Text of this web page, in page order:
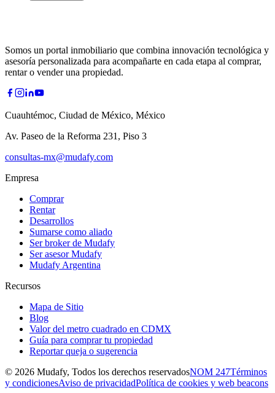
Somos un portal inmobiliario que combina innovación tecnológica y
asesoría personalizada para acompañarte en cada etapa al comprar,
rentar o vender una propiedad.
Cuauhtémoc, Ciudad de México, México
Av. Paseo de la Reforma 231, Piso 3
consultas-mx@mudafy.com
Empresa
Comprar
Rentar
Desarrollos
Sumarse como aliado
Ser broker de Mudafy
Ser asesor Mudafy
Mudafy Argentina
Recursos
Mapa de Sitio
Blog
Valor del metro cuadrado en CDMX
Guía para comprar tu propiedad
Reportar queja o sugerencia
© 2026 Mudafy, Todos los derechos reservadosNOM 247Términos
y condicionesAviso de privacidadPolítica de cookies y web beacons